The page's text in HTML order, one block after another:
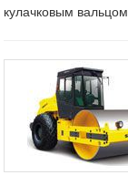
кулачковым вальцом.